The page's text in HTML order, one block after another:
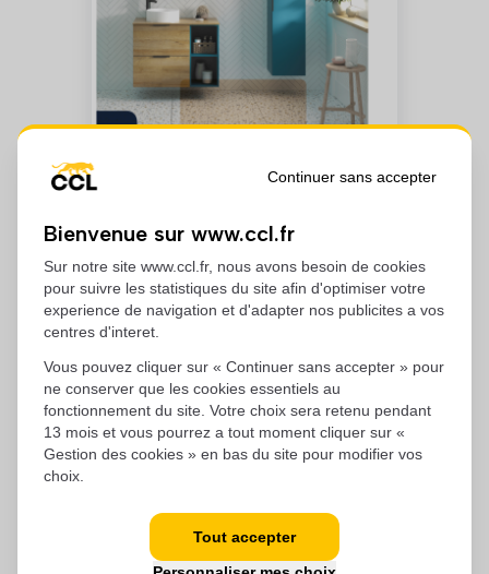
Continuer sans accepter
Bienvenue sur www.ccl.fr
Sur notre site www.ccl.fr, nous avons besoin de cookies
pour suivre les statistiques du site afin d'optimiser votre
experience de navigation et d'adapter nos publicites a vos
centres d'interet.
Vous pouvez cliquer sur « Continuer sans accepter » pour
ne conserver que les cookies essentiels au
fonctionnement du site. Votre choix sera retenu pendant
13 mois et vous pourrez a tout moment cliquer sur «
Gestion des cookies » en bas du site pour modifier vos
choix.
Tout accepter
Sanitaire